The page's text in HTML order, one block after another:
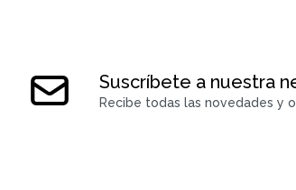
Suscríbete a nuestra
Recibe todas las novedades y